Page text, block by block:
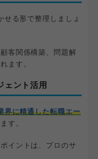
る形で整理しましょ
客関係構築、問題解
ます。
ェント活用
界に精通した転職エー
す。
イントは、プロのサ